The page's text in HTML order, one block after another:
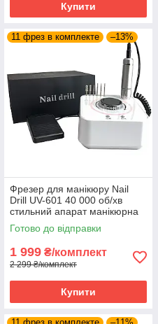
Купити
11 фрез в комплекте –13%
Фрезер для манікюру Nail
Drill UV-601 40 000 об/хв
стильний апарат манікюрна
машинка для нігтів
Готово до відправки
1 999 ₴/комплект
2 299 ₴/комплект
Купити